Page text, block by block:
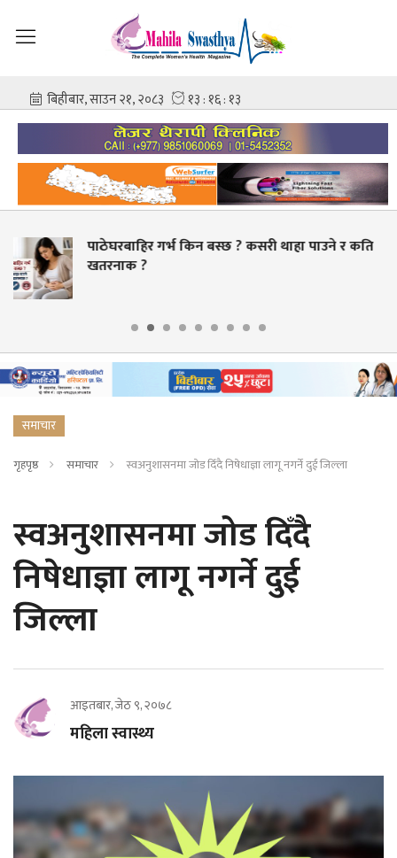
थाहा पाउने र कति
स्वास्थ्य क्षेत्रमा व्यापक
समाचार
गृहपृष्ठ समाचार स्वअनुशासनमा जोड दिँदै निषेधाज्ञा लागू नगर्ने दुई जिल्ला
स्वअनुशासनमा जोड दिँदै
निषेधाज्ञा लागू नगर्ने दुई
जिल्ला
आइतबार, जेठ ९, २०७८
महिला स्वास्थ्य